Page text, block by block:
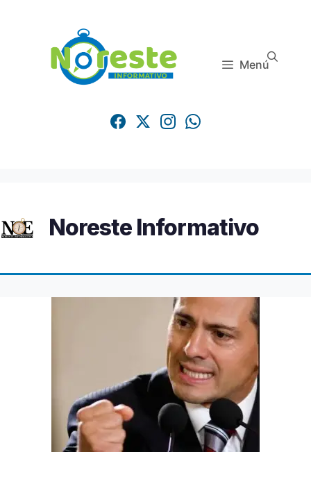
Menú
Noreste Informativo